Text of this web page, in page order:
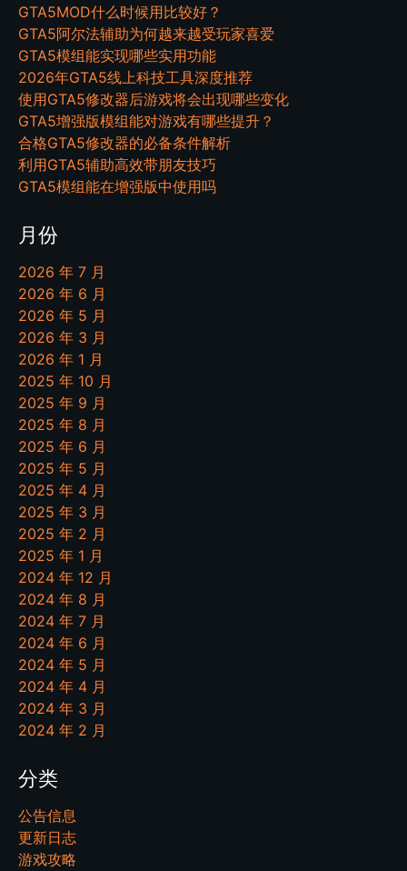
GTA5MOD什么时候用比较好？
GTA5阿尔法辅助为何越来越受玩家喜爱
GTA5模组能实现哪些实用功能
2026年GTA5线上科技工具深度推荐
使用GTA5修改器后游戏将会出现哪些变化
GTA5增强版模组能对游戏有哪些提升？
合格GTA5修改器的必备条件解析
利用GTA5辅助高效带朋友技巧
GTA5模组能在增强版中使用吗
月份
2026 年 7 月
2026 年 6 月
2026 年 5 月
2026 年 3 月
2026 年 1 月
2025 年 10 月
2025 年 9 月
2025 年 8 月
2025 年 6 月
2025 年 5 月
2025 年 4 月
2025 年 3 月
2025 年 2 月
2025 年 1 月
2024 年 12 月
2024 年 8 月
2024 年 7 月
2024 年 6 月
2024 年 5 月
2024 年 4 月
2024 年 3 月
2024 年 2 月
分类
公告信息
更新日志
游戏攻略